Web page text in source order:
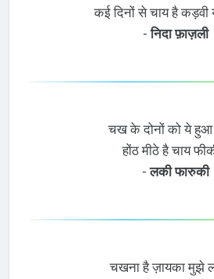
कई दिनों से चाय है कड़वी
-निदा फ़ाज़ली
चख के दोनों को ये हुआ
होंठ मीठे है चाय
-लकी फारुकी
चखना है ज़ायका मुझे